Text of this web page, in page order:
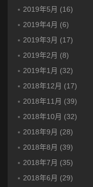
2019年5月 (16)
2019年4月 (6)
2019年3月 (17)
2019年2月 (8)
2019年1月 (32)
2018年12月 (17)
2018年11月 (39)
2018年10月 (32)
2018年9月 (28)
2018年8月 (39)
2018年7月 (35)
2018年6月 (29)